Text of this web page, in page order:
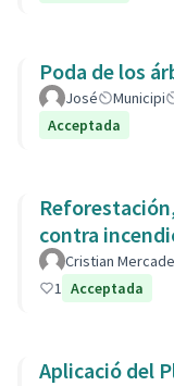
Poda de los
José Municipi
Acceptada
contra
Cristian
1 Acceptada
Aplicació del